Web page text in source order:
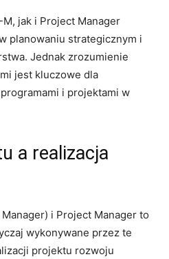
‌jak i ‌Project ⁢Manager
planowaniu‍ strategicznym i
Jednak zrozumienie
jest kluczowe dla
i projektami w
a realizacja
i Project Manager to
wykonywane ⁤przez te
projektu rozwoju